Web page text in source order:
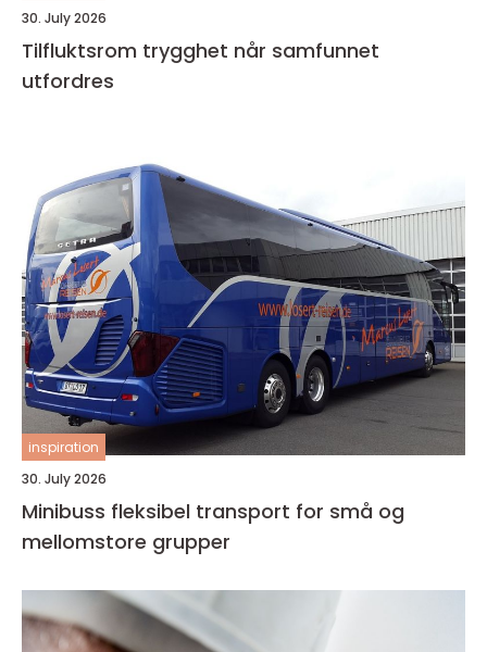
30. July 2026
Tilfluktsrom trygghet når samfunnet
utfordres
inspiration
30. July 2026
Minibuss fleksibel transport for små og
mellomstore grupper